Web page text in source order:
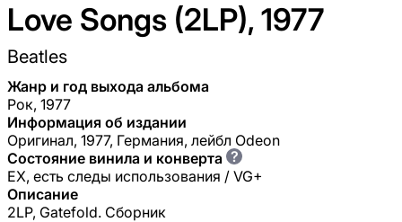
Love Songs (2LP), 1977
Beatles
Жанр и год выхода альбома
Рок, 1977
Информация об издании
Оригинал, 1977, Германия, лейбл Odeon
Состояние винила и конверта ?
EX, есть следы использования / VG+
Описание
2LP, Gatefold. Сборник